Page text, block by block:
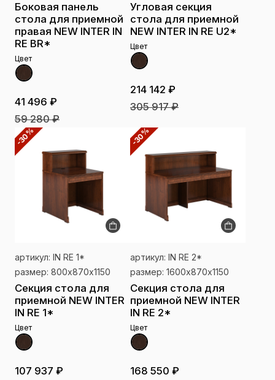
Боковая панель
стола для приемной
правая NEW INTER IN
RE BR*
Цвет
41 496 ₽
59 280 ₽
Угловая секция
стола для приемной
NEW INTER IN RE U2*
Цвет
214 142 ₽
305 917 ₽
-30%
артикул: IN RE 1*
размер: 800х870х1150
Секция стола для
приемной NEW INTER
IN RE 1*
Цвет
107 937 ₽
-30%
артикул: IN RE 2*
размер: 1600х870х1150
Секция стола для
приемной NEW INTER
IN RE 2*
Цвет
168 550 ₽